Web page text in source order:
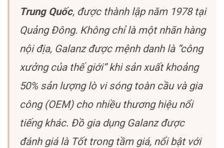
Trung Quốc, được thành lập năm 1978 tại
Quảng Đông. Không chỉ là một nhãn hàng
nội địa, Galanz được mệnh danh là “công
xưởng của thế giới” khi sản xuất khoảng
50% sản lượng lò vi sóng toàn cầu và gia
công (OEM) cho nhiều thương hiệu nổi
tiếng khác. Đồ gia dụng Galanz được
đánh giá là Tốt trong tầm giá, nổi bật với